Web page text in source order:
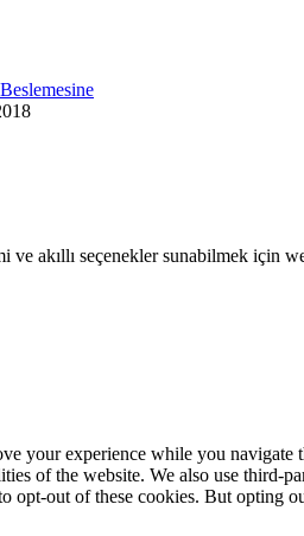
akıllı seçenekler sunabilmek için
your experience while you navigate
of the website. We also use third-
opt-out of these cookies. But opting